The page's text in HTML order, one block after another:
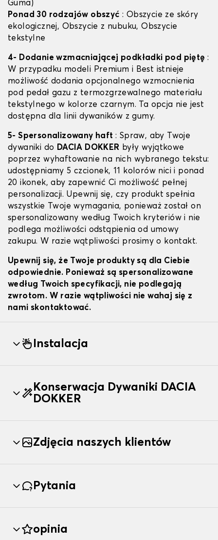
Guma)
Ponad 30 rodzajów obszyć : Obszycie ze skóry
ekologicznej, Obszycie z nubuku, Obszycie
tekstylne
4- Dodanie wzmacniającej podkładki pod piętę :
W przypadku modeli Premium i Best istnieje
możliwość dodania opcjonalnego wzmocnienia
pod pedał gazu z termozgrzewalnego materiału
tekstylnego w kolorze czarnym. Ta opcja nie jest
dostępna dla linii dywaników z gumy.
5- Spersonalizowany haft : Spraw, aby Twoje
dywaniki do DACIA DOKKER były wyjątkowe
poprzez wyhaftowanie na nich wybranego tekstu:
udostępniamy 5 czcionek, 11 kolorów nici i ponad
20 ikonek, aby zapewnić Ci możliwość pełnej
personalizacji. Upewnij się, czy produkt spełnia
wszystkie Twoje wymagania, ponieważ został on
spersonalizowany według Twoich kryteriów i nie
podlega możliwości odstąpienia od umowy
zakupu. W razie wątpliwości prosimy o kontakt.
Upewnij się, że Twoje produkty są dla Ciebie
odpowiednie. Ponieważ są spersonalizowane
według Twoich specyfikacji, nie podlegają
zwrotom. W razie wątpliwości nie wahaj się z
nami skontaktować.
Instalacja
Konserwacja Dywaniki DACIA
DOKKER
Zdjęcia naszych klientów
Pytania
opinia